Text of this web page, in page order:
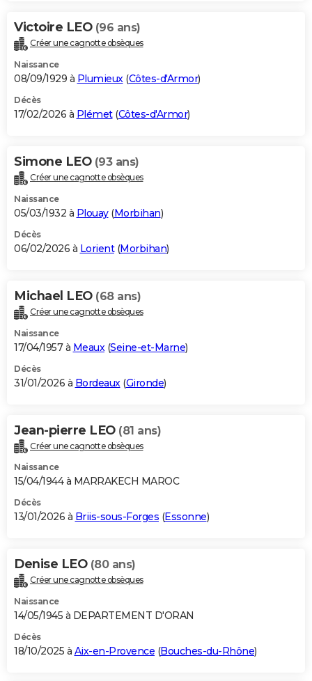
Carte de Noël
Carte Bonne année
Carte Saint-Valentin
Carte Pâques
Carte d'anniversaire
DICTIONNAIRE
Dictionnaire
Biographies
Citations
Expressions
Proverbes
PROGRAMME TV
S'inscrire
Se connecter
Lycées
Collèges
Primaires
Universités
Entreprises
Service militaire
Avis de recherche
AVIS DE DÉCÈS
Bricolage
Lifestyle
Culture
Sport
Auto
Television
Voyage
Cinema
Victoire LEO (96 ans)
Créer une cagnotte obsèques
Naissance
08/09/1929 à Plumieux(Côtes-d'Armor)
Décès
17/02/2026 à Plémet(Côtes-d'Armor)
Simone LEO (93 ans)
Créer une cagnotte obsèques
Naissance
05/03/1932 à Plouay(Morbihan)
Décès
06/02/2026 à Lorient(Morbihan)
Michael LEO (68 ans)
Créer une cagnotte obsèques
Naissance
17/04/1957 à Meaux (Seine-et-Marne)
Décès
31/01/2026 à Bordeaux (Gironde)
Jean-pierre LEO (81 ans)
Créer une cagnotte obsèques
Naissance
15/04/1944 à MARRAKECH MAROC
Décès
13/01/2026 à Briis-sous-Forges (Essonne)
Denise LEO (80 ans)
Créer une cagnotte obsèques
Naissance
14/05/1945 à DEPARTEMENT D'ORAN
Décès
18/10/2025 à Aix-en-Provence (Bouches-du-Rhône)